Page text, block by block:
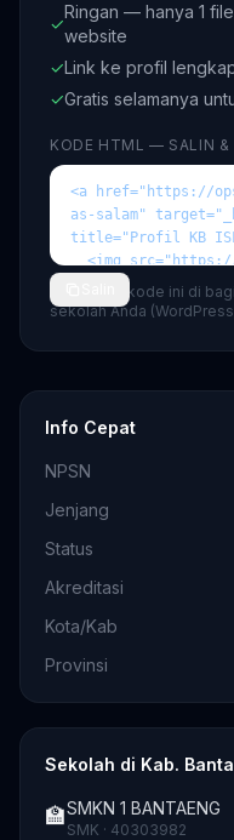
✓
Ringan — hanya 1
website
✓Link ke profil
✓Gratis selamanya
KODE HTML — SALIN &
💡 Tempel kode ini di
sekolah Anda
Info Cepat
NPSN
Jenjang
Status
Akreditasi
Kota/Kab
Provinsi
Sekolah di Kab.
🏫SMKN 1 BANTAENG
SMK · 40303982